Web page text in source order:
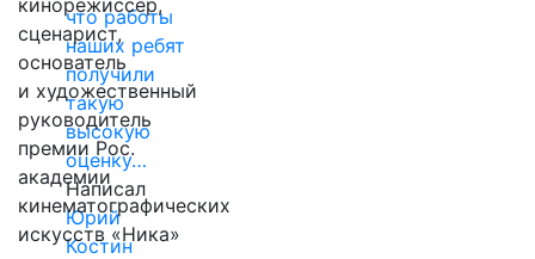
что работы
наших ребят
получили
такую
высокую
оценку…
Написал
Юрий
Костин
кинорежиссер,
сценарист,
основатель
и художественный
руководитель
премии Рос.
академии
кинематографических
искусств «Ника»